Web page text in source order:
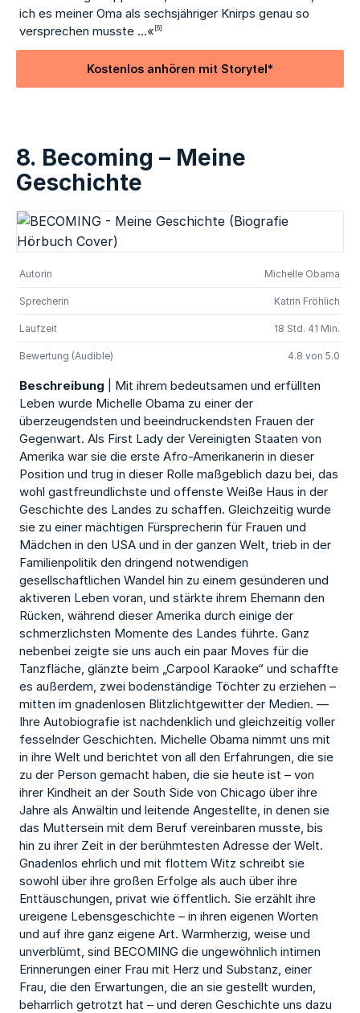
ich es meiner Oma als sechsjähriger Knirps genau so
versprechen musste …« [6]
Kostenlos anhören mit Storytel*
8. Becoming – Meine
Geschichte
Autorin Michelle Obama
Sprecherin Katrin Fröhlich
Laufzeit 18 Std. 41 Min.
Bewertung (Audible) 4.8 von 5.0
Beschreibung | Mit ihrem bedeutsamen und erfüllten
Leben wurde Michelle Obama zu einer der
überzeugendsten und beeindruckendsten Frauen der
Gegenwart. Als First Lady der Vereinigten Staaten von
Amerika war sie die erste Afro-Amerikanerin in dieser
Position und trug in dieser Rolle maßgeblich dazu bei, das
wohl gastfreundlichste und offenste Weiße Haus in der
Geschichte des Landes zu schaffen. Gleichzeitig wurde
sie zu einer mächtigen Fürsprecherin für Frauen und
Mädchen in den USA und in der ganzen Welt, trieb in der
Familienpolitik den dringend notwendigen
gesellschaftlichen Wandel hin zu einem gesünderen und
aktiveren Leben voran, und stärkte ihrem Ehemann den
Rücken, während dieser Amerika durch einige der
schmerzlichsten Momente des Landes führte. Ganz
nebenbei zeigte sie uns auch ein paar Moves für die
Tanzfläche, glänzte beim „Carpool Karaoke“ und schaffte
es außerdem, zwei bodenständige Töchter zu erziehen –
mitten im gnadenlosen Blitzlichtgewitter der Medien. —
Ihre Autobiografie ist nachdenklich und gleichzeitig voller
fesselnder Geschichten. Michelle Obama nimmt uns mit
in ihre Welt und berichtet von all den Erfahrungen, die sie
zu der Person gemacht haben, die sie heute ist – von
ihrer Kindheit an der South Side von Chicago über ihre
Jahre als Anwältin und leitende Angestellte, in denen sie
das Muttersein mit dem Beruf vereinbaren musste, bis
hin zu ihrer Zeit in der berühmtesten Adresse der Welt.
Gnadenlos ehrlich und mit flottem Witz schreibt sie
sowohl über ihre großen Erfolge als auch über ihre
Enttäuschungen, privat wie öffentlich. Sie erzählt ihre
ureigene Lebensgeschichte – in ihren eigenen Worten
und auf ihre ganz eigene Art. Warmherzig, weise und
unverblümt, sind BECOMING die ungewöhnlich intimen
Erinnerungen einer Frau mit Herz und Substanz, einer
Frau, die den Erwartungen, die an sie gestellt wurden,
beharrlich getrotzt hat – und deren Geschichte uns dazu